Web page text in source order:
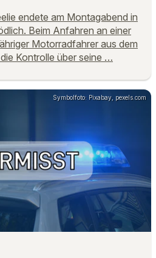
endete am Montagabend in
Beim Anfahren an einer
Motorradfahrer aus dem
Kontrolle über seine …
Symbolfoto: Pixabay, pexels.com